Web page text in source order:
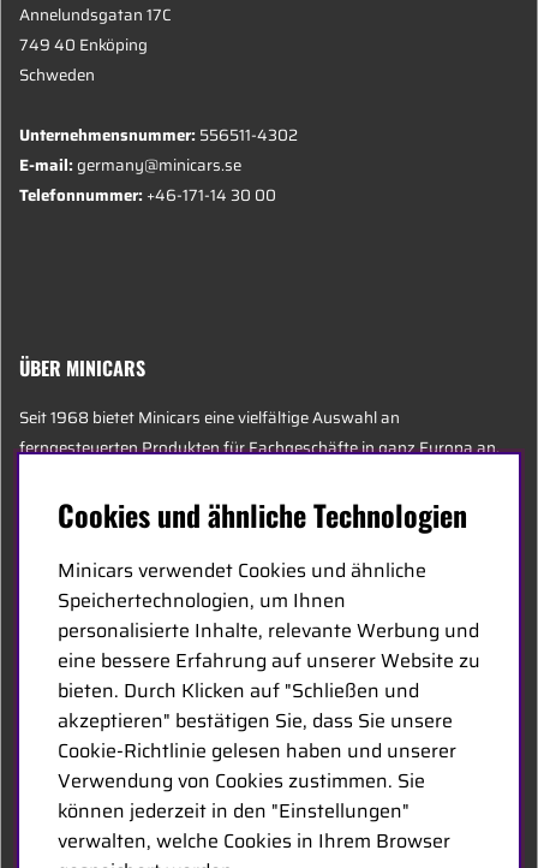
Annelundsgatan 17C
749 40 Enköping
Schweden
Unternehmensnummer:556511-4302
E-mail:germany@minicars.se
Telefonnummer:+46-171-14 30 00
ÜBER MINICARS
Seit 1968 bietet Minicars eine vielfältige Auswahl an
ferngesteuerten Produkten für Fachgeschäfte in ganz Europa an.
Alters, darunter einige der sachkundigsten Experten der Branche,
die sich auf Hobby, Service und Logistik spezialisiert haben.
Der Hauptsitz von Minicars befindet sich in Enköping, strategisch
entlang der E18 zwischen Stockholm und Oslo gelegen.
MINICARS.SE
German
Kontakt
Cookies und ähnliche Technologien
Minicars verwendet Cookies und ähnliche
Speichertechnologien, um Ihnen
personalisierte Inhalte, relevante Werbung und
eine bessere Erfahrung auf unserer Website zu
bieten. Durch Klicken auf "Schließen und
akzeptieren" bestätigen Sie, dass Sie unsere
Cookie-Richtlinie gelesen haben und unserer
Verwendung von Cookies zustimmen. Sie
können jederzeit in den "Einstellungen"
verwalten, welche Cookies in Ihrem Browser